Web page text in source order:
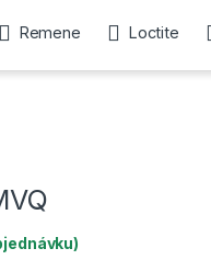
Remene Loctite